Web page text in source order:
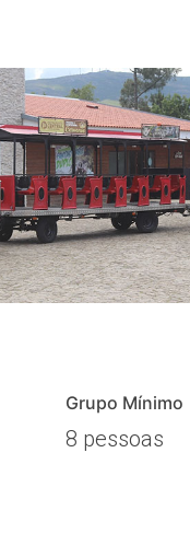
Grupo Mínimo
8 pessoas